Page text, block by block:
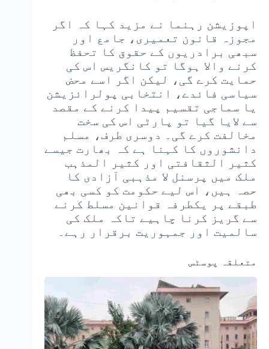
اپوزیشن رہنما نے مزید کہا کہ اگر
مجوزہ قانون تعمیری، جامع اور
سبھی برادریوں کے حقوق کا تحفظ
کرنے والا ہوگا تو کانگریس اس کی
حمایت کرے گی، لیکن اگر اسے محض
سیاسی فائدے، انتخابی پولرائزیشن
یا سماجی تقسیم پیدا کرنے کے مقصد
سے لایا گیا تو پارٹی اس کی سخت
مخالفت کرے گی۔ دوسری طرف، مسلم
دانشوروں کا کہنا ہے کہ بھارت جیسے
کثیر الثقافتی اور کثیر المذہب
ملک میں پرسنل لا مذہبی آزادی کا
حصہ ہیں، اس لیے حکومت کو کسی بھی
طبقے پر یکطرفہ قوانین مسلط کرنے
سے گریز کرنا چاہیے تاکہ ملک کی
سالمیت اور جمہوریت برقرار رہے۔
متعلقہ پوسٹس